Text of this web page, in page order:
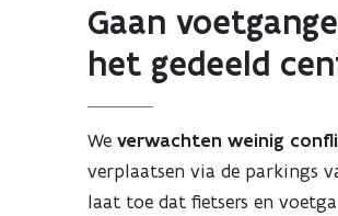
Gaan
het gedeeld
We verwachten weinig
verplaatsen via de parkings
laat toe dat fietsers en